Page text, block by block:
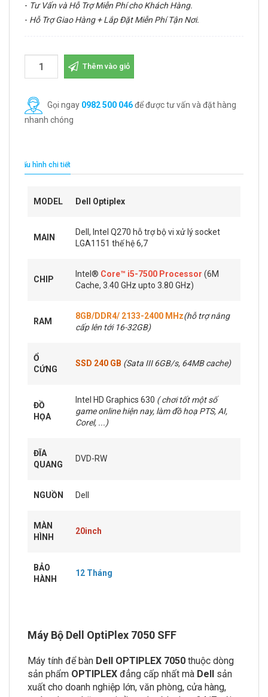
- Tư Vấn và Hỗ Trợ Miễn Phí cho Khách Hàng.
- Hỗ Trợ Giao Hàng + Lắp Đặt Miễn Phí Tận Nơi.
Thêm vào giỏ
Gọi ngay 0982 500 046để được tư vấn và đặt hàng
nhanh chóng
Cấu hình chi tiết
MODEL Dell Optiplex
MAIN
Dell, Intel Q270 hỗ trợ bộ vi xử lý socket
LGA1151 thế hệ 6,7
CHIP
Intel® Core™ i5-7500 Processor (6M
Cache, 3.40 GHz upto 3.80 GHz)
RAM
8GB/DDR4/ 2133-2400 MHz(hỗ trợ nâng
cấp lên tới 16-32GB)
Ổ
CỨNG
SSD 240 GB (Sata III 6GB/s, 64MB cache)
ĐỒ
HỌA
Intel HD Graphics 630 ( chơi tốt một số
game online hiện nay, làm đồ hoạ PTS, AI,
Corel, ...)
ĐĨA
QUANG
DVD-RW
NGUỒN Dell
MÀN
HÌNH
20inch
BẢO
HÀNH
12 Tháng
Máy Bộ Dell OptiPlex 7050 SFF
Máy tính để bàn Dell OPTIPLEX 7050 thuộc dòng
sản phẩm OPTIPLEX đẳng cấp nhất mà Dell sản
xuất cho doanh nghiệp lớn, văn phòng, cửa hàng,